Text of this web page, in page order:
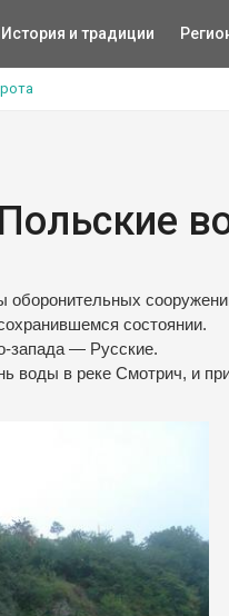
История и традиции
состоянии.
запада — Русские.
в реке Смотрич, и